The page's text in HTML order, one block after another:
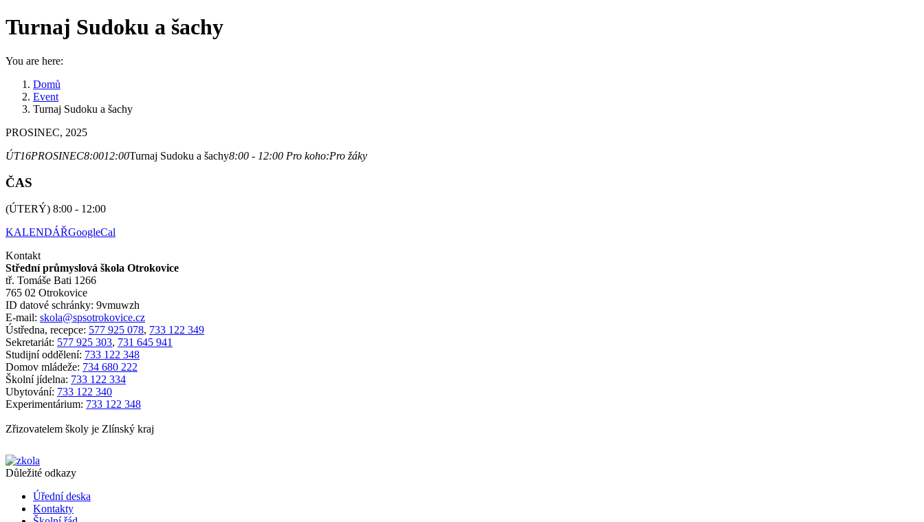
Turnaj Sudoku a šachy
You are here:
Domů
Event
Turnaj Sudoku a šachy
PROSINEC, 2025
ÚT16PROSINEC8:0012:00Turnaj Sudoku a šachy8:00 - 12:00 Pro koho:Pro žáky
ČAS
(ÚTERÝ) 8:00 - 12:00
KALENDÁŘGoogleCal
Kontakt
Střední průmyslová škola Otrokovice
tř. Tomáše Bati 1266
765 02 Otrokovice
ID datové schránky: 9vmuwzh
E-mail: skola@spsotrokovice.cz
Ústředna, recepce: 577 925 078, 733 122 349
Sekretariát: 577 925 303, 731 645 941
Studijní oddělení: 733 122 348
Domov mládeže: 734 680 222
Školní jídelna: 733 122 334
Ubytování: 733 122 340
Experimentárium: 733 122 348
Zřizovatelem školy je Zlínský kraj
Důležité odkazy
Úřední deska
Kontakty